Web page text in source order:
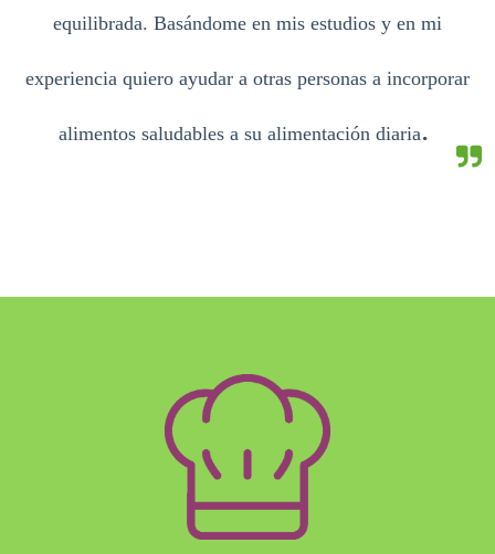
equilibrada. Basándome en mis estudios y en mi
experiencia quiero ayudar a otras personas a incorporar
alimentos saludables a su alimentación diaria.